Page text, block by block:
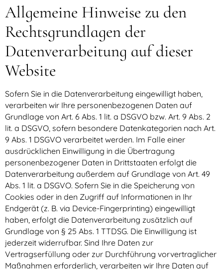
Allgemeine Hinweise zu den
Rechtsgrundlagen der
Datenverarbeitung auf dieser
Website
Sofern Sie in die Datenverarbeitung eingewilligt haben,
verarbeiten wir Ihre personenbezogenen Daten auf
Grundlage von Art. 6 Abs. 1 lit. a DSGVO bzw. Art. 9 Abs. 2
lit. a DSGVO, sofern besondere Datenkategorien nach Art.
9 Abs. 1 DSGVO verarbeitet werden. Im Falle einer
ausdrücklichen Einwilligung in die Übertragung
personenbezogener Daten in Drittstaaten erfolgt die
Datenverarbeitung außerdem auf Grundlage von Art. 49
Abs. 1 lit. a DSGVO. Sofern Sie in die Speicherung von
Cookies oder in den Zugriff auf Informationen in Ihr
Endgerät (z. B. via Device-Fingerprinting) eingewilligt
haben, erfolgt die Datenverarbeitung zusätzlich auf
Grundlage von § 25 Abs. 1 TTDSG. Die Einwilligung ist
jederzeit widerrufbar. Sind Ihre Daten zur
Vertragserfüllung oder zur Durchführung vorvertraglicher
Maßnahmen erforderlich, verarbeiten wir Ihre Daten auf